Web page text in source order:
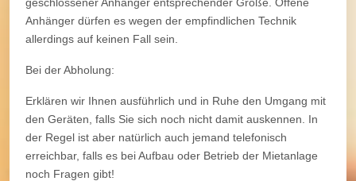
Anhänger dürfen es wegen der empfindlichen Technik
allerdings auf keinen Fall sein.
Bei der Abholung:
Erklären wir Ihnen ausführlich und in Ruhe den Umgang mit
den Geräten, falls Sie sich noch nicht damit auskennen. In
der Regel ist aber natürlich auch jemand telefonisch
erreichbar, falls es bei Aufbau oder Betrieb der Mietanlage
noch Fragen gibt!